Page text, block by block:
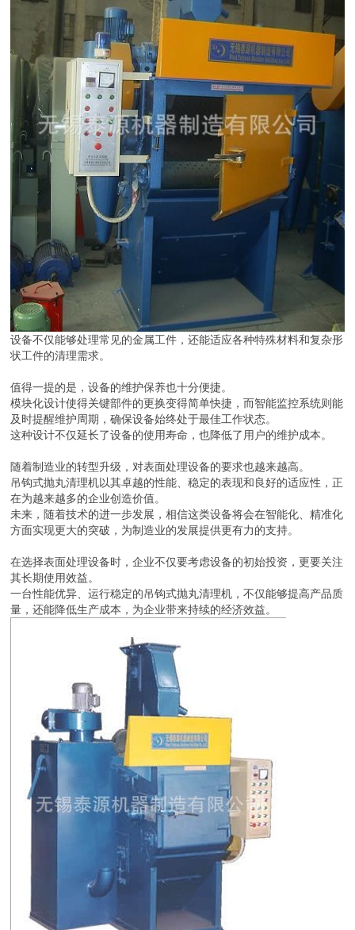
设备不仅能够处理常见的金属工件，还能适应各种特殊材料和复杂形
状工件的清理需求。
值得一提的是，设备的维护保养也十分便捷。
模块化设计使得关键部件的更换变得简单快捷，而智能监控系统则能
及时提醒维护周期，确保设备始终处于最佳工作状态。
这种设计不仅延长了设备的使用寿命，也降低了用户的维护成本。
随着制造业的转型升级，对表面处理设备的要求也越来越高。
吊钩式抛丸清理机以其卓越的性能、稳定的表现和良好的适应性，正
在为越来越多的企业创造价值。
未来，随着技术的进一步发展，相信这类设备将会在智能化、精准化
方面实现更大的突破，为制造业的发展提供更有力的支持。
在选择表面处理设备时，企业不仅要考虑设备的初始投资，更要关注
其长期使用效益。
一台性能优异、运行稳定的吊钩式抛丸清理机，不仅能够提高产品质
量，还能降低生产成本，为企业带来持续的经济效益。